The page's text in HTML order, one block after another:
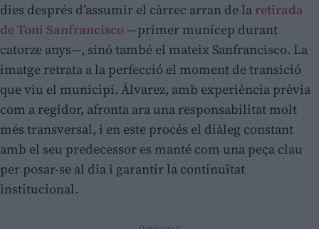
dies després d’assumir el càrrec arran de la retirada
de Toni Sanfrancisco —primer munícep durant
catorze anys—, sinó també el mateix Sanfrancisco. La
imatge retrata a la perfecció el moment de transició
que viu el municipi. Álvarez, amb experiència prèvia
com a regidor, afronta ara una responsabilitat molt
més transversal, i en este procés el diàleg constant
amb el seu predecessor es manté com una peça clau
per posar-se al dia i garantir la continuïtat
institucional.